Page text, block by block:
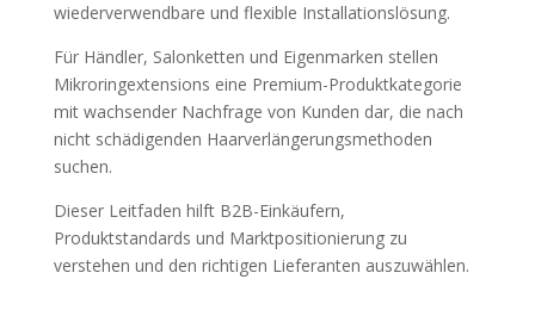
wiederverwendbare und flexible Installationslösung.
Für Händler, Salonketten und Eigenmarken stellen
Mikroringextensions eine Premium-Produktkategorie
mit wachsender Nachfrage von Kunden dar, die nach
nicht schädigenden Haarverlängerungsmethoden
suchen.
Dieser Leitfaden hilft B2B-Einkäufern,
Produktstandards und Marktpositionierung zu
verstehen und den richtigen Lieferanten auszuwählen.